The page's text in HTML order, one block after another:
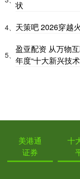
状
4、 天策吧 2026穿越
5、
盈亚配资 从万物
年度“十大新兴技
美港通
证券
十